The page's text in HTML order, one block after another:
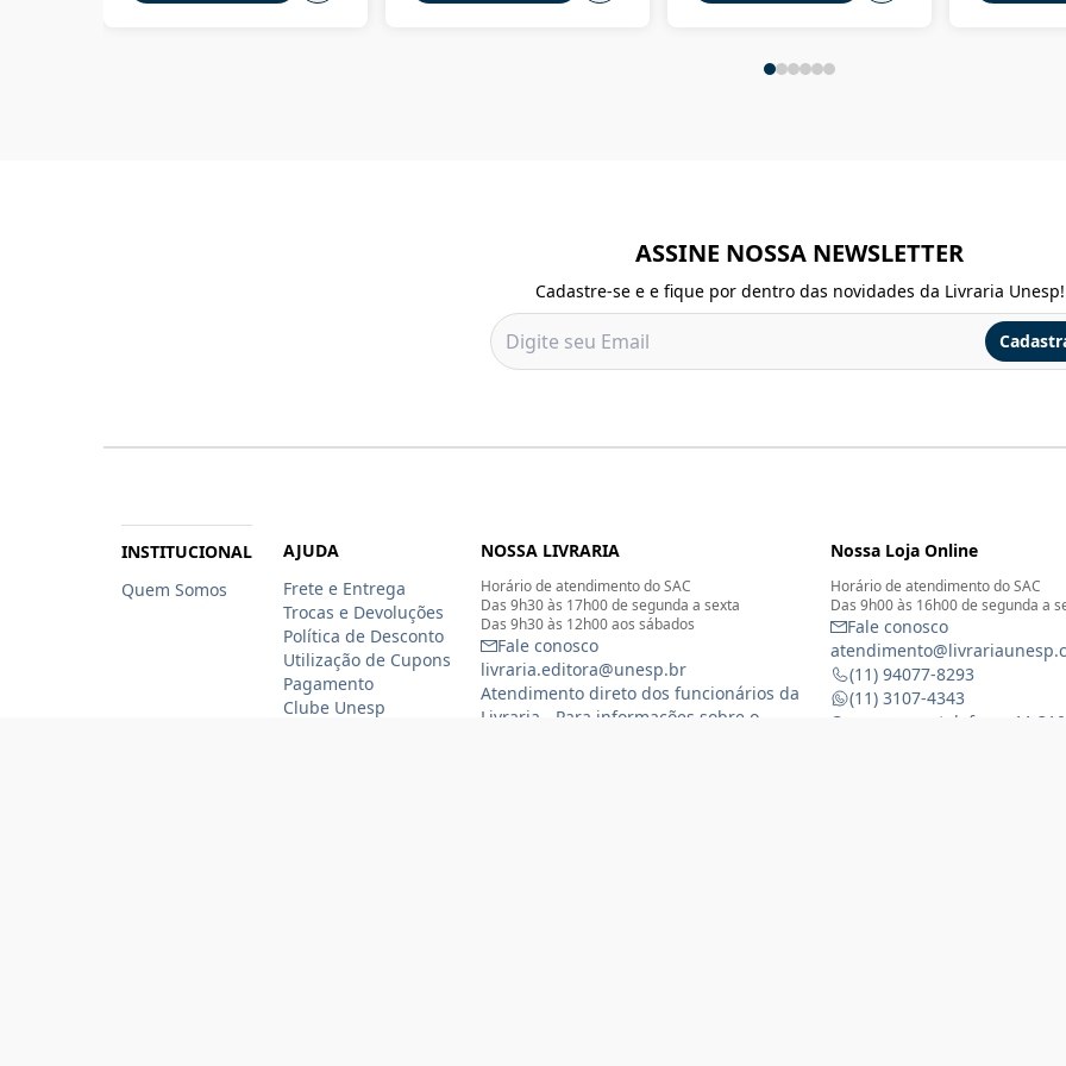
ASSINE NOSSA NEWSLETTER
Cadastre-se e e fique por dentro das novidades da Livraria Unesp!
INSTITUCIONAL
Quem Somos
AJUDA
Frete e Entrega
Trocas e Devoluções
Política de Desconto
Utilização de Cupons
Pagamento
Clube Unesp
NOSSA LIVRARIA
Horário de atendimento do SAC
Das 9h30 às 17h00 de segunda a sexta
Das 9h30 às 12h00 aos sábados
Fale conosco
livraria.editora@unesp.br
Atendimento direto dos funcionários da
Livraria - Para informações sobre o
Nossa Loja Online
Horário de atendimento do SAC
Das 9h00 às 16h00 de segunda a
Fale conosco
(11) 94077-8293
(11) 3107-4343
Compras por telefone: 11